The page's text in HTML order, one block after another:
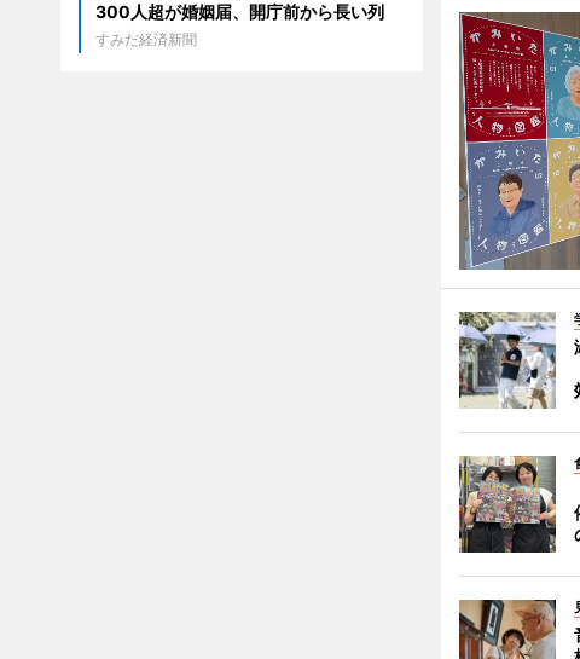
300人超が婚姻届、開庁前から長い列
すみだ経済新聞